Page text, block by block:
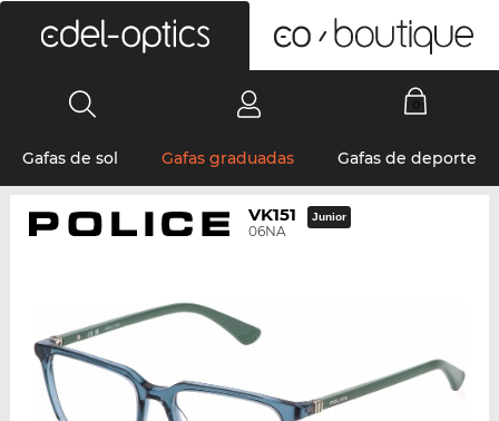
Gafas de sol Gafas graduadas Gafas de deporte
VK151
06NA
Junior